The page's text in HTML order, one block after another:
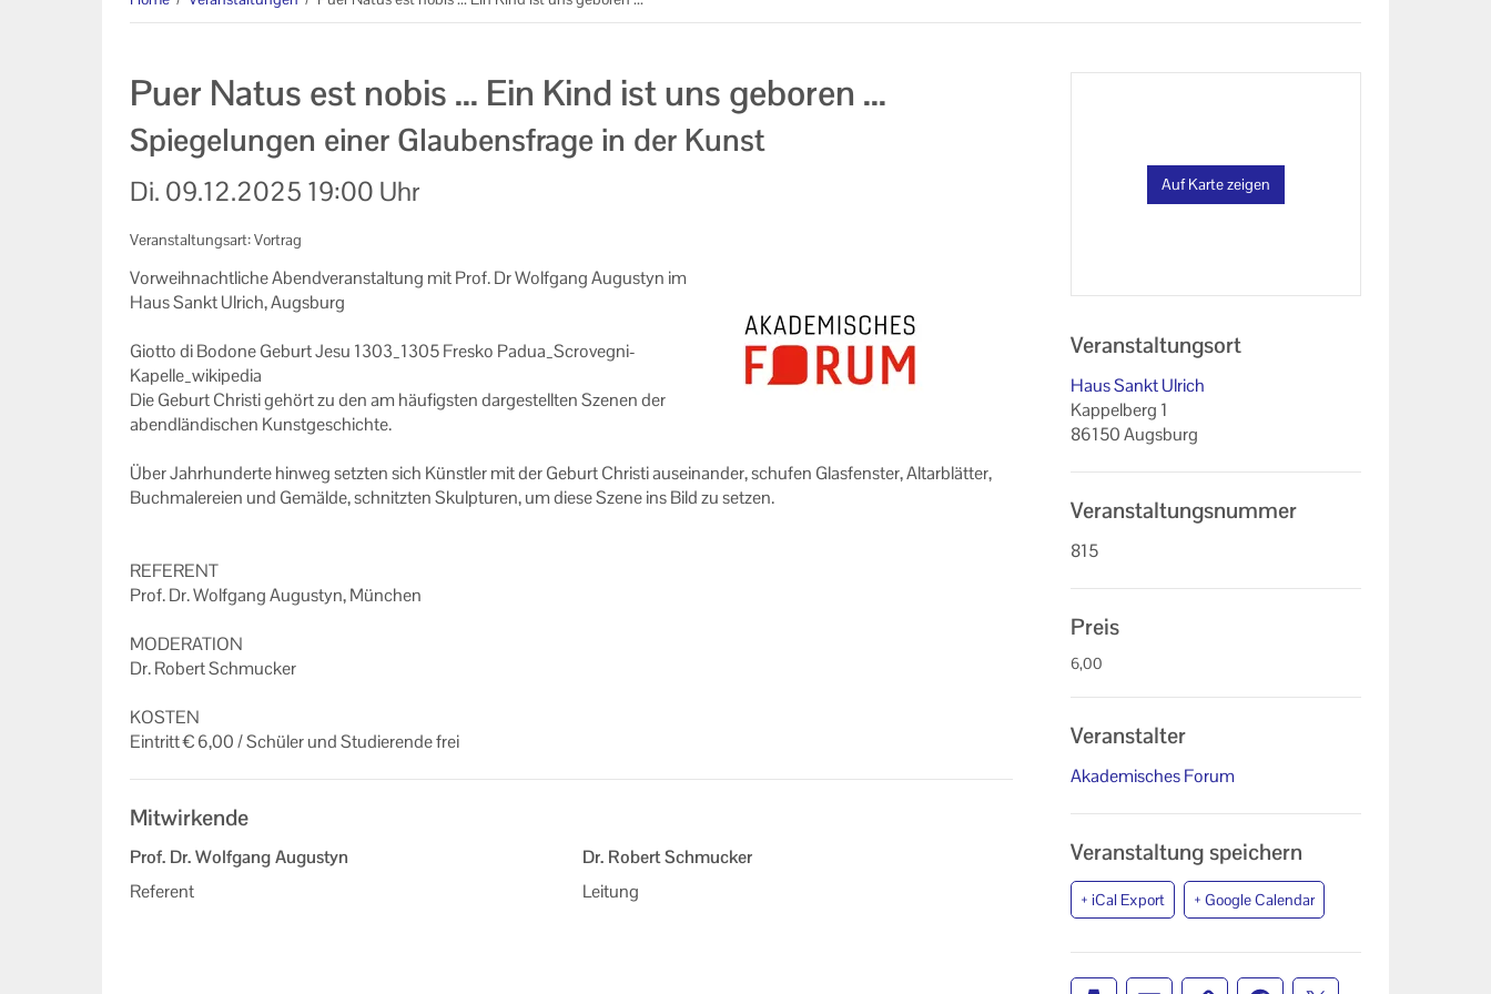
Puer Natus est nobis ... Ein Kind ist uns geboren ...
Spiegelungen einer Glaubensfrage in der Kunst
Di. 09.12.2025 19:00 Uhr
Veranstaltungsart: Vortrag
Vor­weih­nacht­li­che Abend­ver­an­stal­tung mit Prof. Dr Wolf­gang Au­gus­tyn im
Haus Sankt Ul­rich, Augs­burg
Giot­to di Bo­do­ne Ge­burt Jesu 1303_1305 Fres­ko Padua_Scrovegni-​
Kapelle_wikipedia
Die Ge­burt Chris­ti ge­hört zu den am häu­figs­ten dar­ge­stell­ten Sze­nen der
abend­län­di­schen Kunst­ge­schich­te.
Über Jahr­hun­der­te hin­weg setz­ten sich Künst­ler mit der Ge­burt Chris­ti aus­ein­an­der, schu­fen Glas­fens­ter, Al­tar­blät­ter,
Buch­ma­le­rei­en und Ge­mäl­de, schnitz­ten Skulp­tu­ren, um diese Szene ins Bild zu set­zen.
RE­FE­RENT
Prof. Dr. Wolf­gang Au­gus­tyn, Mün­chen
MO­DE­RA­TI­ON
Dr. Ro­bert Schmu­cker
KOS­TEN
Ein­tritt € 6,00 / Schü­ler und Stu­die­ren­de frei
Mitwirkende
Prof. Dr. Wolfgang Augustyn
Referent
Dr. Robert Schmucker
Leitung
Auf Karte zeigen
Veranstaltungsort
Haus Sankt Ulrich
Kappelberg 1
86150 Augsburg
Veranstaltungsnummer
815
Preis
6,00
Veranstalter
Akademisches Forum
Veranstaltung speichern
+ iCal Export + Google Calendar